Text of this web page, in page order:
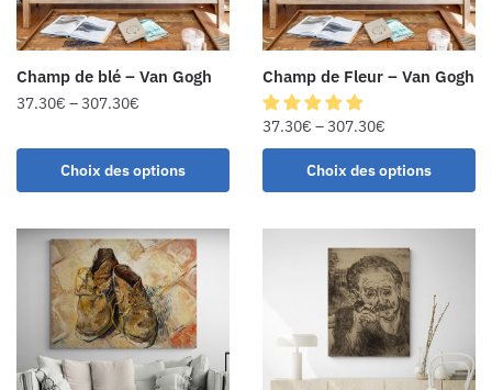
Champ de blé – Van Gogh
37.30€ –307.30€
Choix des options
Champ de Fleur – Van Gogh
37.30€ –307.30€
Choix des options